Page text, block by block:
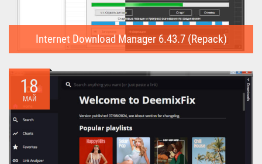
Internet Download Manager 6.43.7 (Repack)
предназначена для...
18
МАЙ